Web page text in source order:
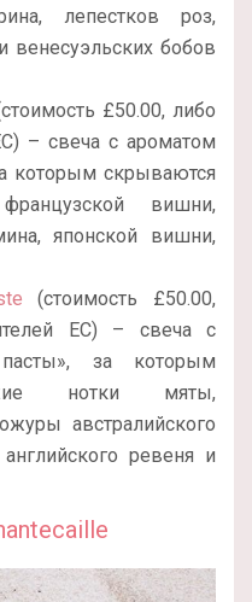
лепестков роз,
венесуэльских бобов
£50.00, либо
– свеча с ароматом
которым скрываются
вишни,
японской вишни,
(стоимость £50.00,
ЕС) – свеча с
за которым
нотки мяты,
австралийского
ревеня и